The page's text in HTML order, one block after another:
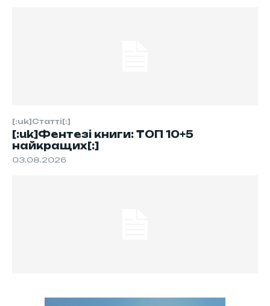
[:uk]Статті[:]
[:uk]Фентезі книги: ТОП 10+5
найкращих[:]
03.08.2026